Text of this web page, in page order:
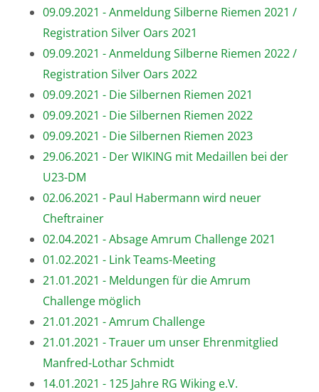
09.09.2021 - Anmeldung Silberne Riemen 2021 /
Registration Silver Oars 2021
09.09.2021 - Anmeldung Silberne Riemen 2022 /
Registration Silver Oars 2022
09.09.2021 - Die Silbernen Riemen 2021
09.09.2021 - Die Silbernen Riemen 2022
09.09.2021 - Die Silbernen Riemen 2023
29.06.2021 - Der WIKING mit Medaillen bei der
U23-DM
02.06.2021 - Paul Habermann wird neuer
Cheftrainer
02.04.2021 - Absage Amrum Challenge 2021
01.02.2021 - Link Teams-Meeting
21.01.2021 - Meldungen für die Amrum
Challenge möglich
21.01.2021 - Amrum Challenge
21.01.2021 - Trauer um unser Ehrenmitglied
Manfred-Lothar Schmidt
14.01.2021 - 125 Jahre RG Wiking e.V.